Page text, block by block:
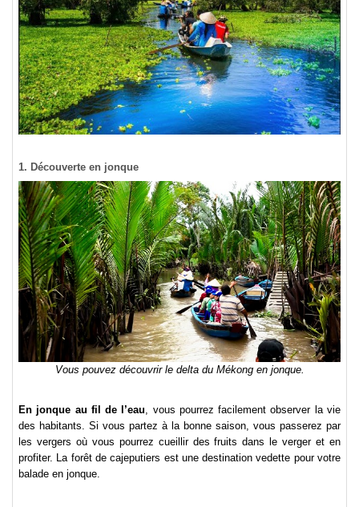
1. Découverte en jonque
Vous pouvez découvrir le delta du Mékong en jonque.
En jonque au fil de l’eau , vous pourrez facilement observer la vie
des habitants. Si vous partez à la bonne saison, vous passerez par
les vergers où vous pourrez cueillir des fruits dans le verger et en
profiter. La forêt de cajeputiers est une destination vedette pour votre
balade en jonque.